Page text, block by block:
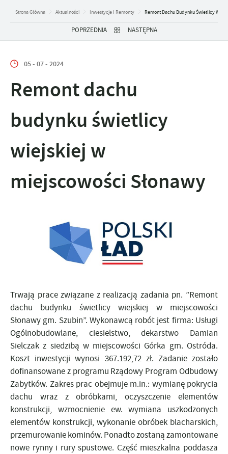
Strona Główna Aktualności Inwestycje I Remonty Remont Dachu Budynku Świetlicy
POPRZEDNIA NASTĘPNA
05 - 07 - 2024
Remont dachu
budynku świetlicy
wiejskiej w
miejscowości Słonawy
Trwają prace związane z realizacją zadania pn. ”Remont
dachu budynku świetlicy wiejskiej w miejscowości
Słonawy gm. Szubin”. Wykonawcą robót jest firma: Usługi
Ogólnobudowlane, ciesielstwo, dekarstwo Damian
Sielczak z siedzibą w miejscowości Górka gm. Ostróda.
Koszt inwestycji wynosi 367.192,72 zł. Zadanie zostało
dofinansowane z programu Rządowy Program Odbudowy
Zabytków. Zakres prac obejmuje m.in.: wymianę pokrycia
dachu wraz z obróbkami, oczyszczenie elementów
konstrukcji, wzmocnienie ew. wymiana uszkodzonych
elementów konstrukcji, wykonanie obróbek blacharskich,
przemurowanie kominów. Ponadto zostaną zamontowane
nowe rynny i rury spustowe. Część mieszkalna poddasza